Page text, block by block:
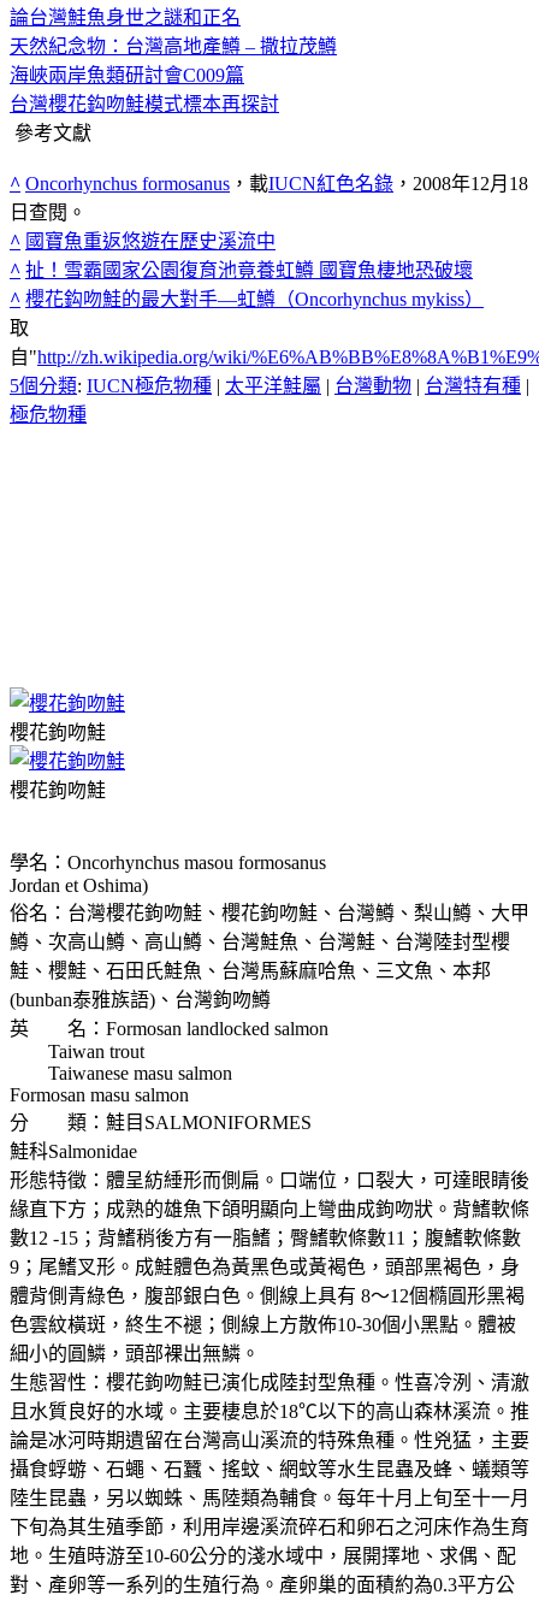
論台灣鮭魚身世之謎和正名
天然紀念物：台灣高地產鱒 – 撒拉茂鱒
海峽兩岸魚類研討會C009篇
台灣櫻花鈎吻鮭模式標本再探討
參考文獻
^ Oncorhynchus formosanus ，載IUCN紅色名錄 ，2008年12月18
日查閱。
^ 國寶魚重返悠遊在歷史溪流中
^ 扯！雪霸國家公園復育池竟養虹鱒 國寶魚棲地恐破壞
^ 櫻花鈎吻鮭的最大對手—虹鱒（Oncorhynchus mykiss）
取
自"http://zh.wikipedia.org/wiki/
5個分類: IUCN極危物種 | 太平洋鮭屬 | 台灣動物 | 台灣特有種 |
極危物種
櫻花鉤吻鮭
櫻花鉤吻鮭
學名：Oncorhynchus masou formosanus
Jordan et Oshima)
俗名：台灣櫻花鉤吻鮭、櫻花鉤吻鮭、台灣鱒、梨山鱒、大甲
鱒、次高山鱒、高山鱒、台灣鮭魚、台灣鮭、台灣陸封型櫻
鮭、櫻鮭、石田氏鮭魚、台灣馬蘇麻哈魚、三文魚、本邦
(bunban泰雅族語)、台灣鉤吻鱒
英 名：Formosan landlocked salmon
Taiwan trout
Taiwanese masu salmon
Formosan masu salmon
分 類：鮭目SALMONIFORMES
鮭科Salmonidae
形態特徵：體呈紡綞形而側扁。口端位，口裂大，可達眼睛後
緣直下方；成熟的雄魚下頜明顯向上彎曲成鉤吻狀。背鰭軟條
數12 -15；背鰭稍後方有一脂鰭；臀鰭軟條數11；腹鰭軟條數
9；尾鰭叉形。成鮭體色為黃黑色或黃褐色，頭部黑褐色，身
體背側青綠色，腹部銀白色。側線上具有 8～12個橢圓形黑褐
色雲紋橫斑，終生不褪；側線上方散佈10-30個小黑點。體被
細小的圓鱗，頭部裸出無鱗。
生態習性：櫻花鉤吻鮭已演化成陸封型魚種。性喜冷洌、清澈
且水質良好的水域。主要棲息於18℃以下的高山森林溪流。推
論是冰河時期遺留在台灣高山溪流的特殊魚種。性兇猛，主要
攝食蜉蝣、石蠅、石蠶、搖蚊、網蚊等水生昆蟲及蜂、蟻類等
陸生昆蟲，另以蜘蛛、馬陸類為輔食。每年十月上旬至十一月
下旬為其生殖季節，利用岸邊溪流碎石和卵石之河床作為生育
地。生殖時游至10-60公分的淺水域中，展開擇地、求偶、配
對、產卵等一系列的生殖行為。產卵巢的面積約為0.3平方公